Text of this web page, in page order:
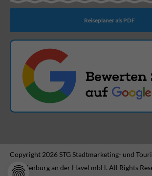
Reiseplaner als PDF
Copyright 2026 STG Stadtmarketing- und
Brandenburg an der Havel mbH. All Rights